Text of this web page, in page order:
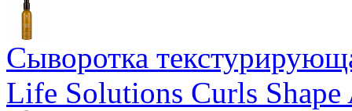
Сыворотка
Life Solutions Curls